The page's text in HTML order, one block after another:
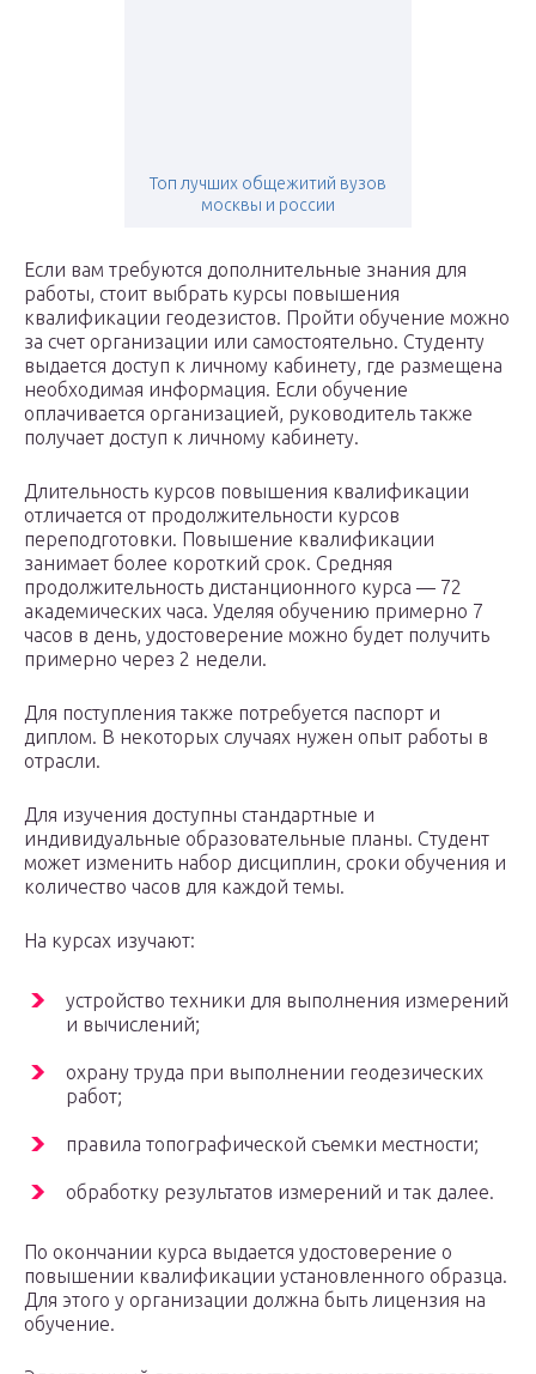
Топ лучших общежитий вузов
москвы и россии
Если вам требуются дополнительные знания для
работы, стоит выбрать курсы повышения
квалификации геодезистов. Пройти обучение можно
за счет организации или самостоятельно. Студенту
выдается доступ к личному кабинету, где размещена
необходимая информация. Если обучение
оплачивается организацией, руководитель также
получает доступ к личному кабинету.
Длительность курсов повышения квалификации
отличается от продолжительности курсов
переподготовки. Повышение квалификации
занимает более короткий срок. Средняя
продолжительность дистанционного курса — 72
академических часа. Уделяя обучению примерно 7
часов в день, удостоверение можно будет получить
примерно через 2 недели.
Для поступления также потребуется паспорт и
диплом. В некоторых случаях нужен опыт работы в
отрасли.
Для изучения доступны стандартные и
индивидуальные образовательные планы. Студент
может изменить набор дисциплин, сроки обучения и
количество часов для каждой темы.
На курсах изучают:
устройство техники для выполнения измерений
и вычислений;
охрану труда при выполнении геодезических
работ;
правила топографической съемки местности;
обработку результатов измерений и так далее.
По окончании курса выдается удостоверение о
повышении квалификации установленного образца.
Для этого у организации должна быть лицензия на
обучение.